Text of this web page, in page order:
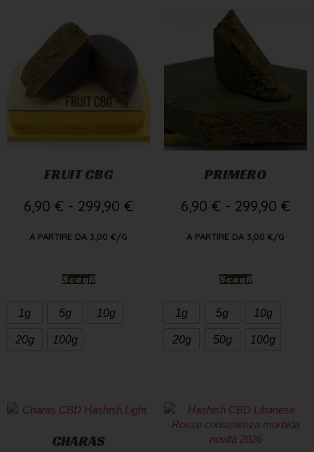
FRUIT CBG
6,90 € - 299,90 €
A PARTIRE DA 3,00 €/G
Scegli
1g 5g 10g
20g 100g
PRIMERO
6,90 € - 299,90 €
A PARTIRE DA 3,00 €/G
Scegli
1g 5g 10g
20g 50g 100g
CHARAS